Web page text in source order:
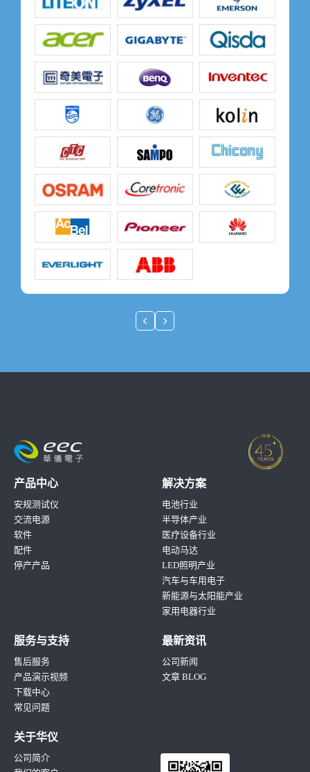
产品中心
安规测试仪
交流电源
软件
配件
停产产品
解决方案
电池行业
半导体产业
医疗设备行业
电动马达
LED照明产业
汽车与车用电子
新能源与太阳能产业
家用电器行业
服务与支持
售后服务
产品演示视频
下载中心
常见问题
最新资讯
公司新闻
文章 BLOG
关于华仪
公司简介